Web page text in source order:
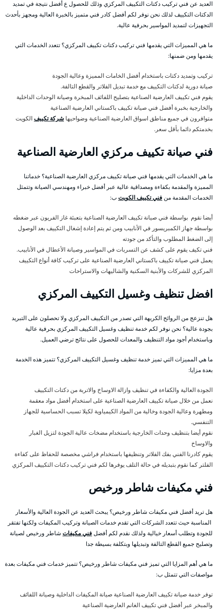
العديد عن فني تركيب دكتات التكييف المركزي وذلك للحصول ع أفضل نتيجة في تمديد
الدكتات التكييف لذلك نحن نوفر لكم أفضل كادر فني متميز بالخبرة العالية ومجهز بأحدث
التجهيزات لتمديد المواسير بحرفية عالية.
ما هي المميزات التي يقدمها فني تركيب دكتات تكييف المركزي؟ تتعدد الخدمات التي
يقدمها ومن ضمنها:
تركيب وتمديد دكتات باستخدام أفضل الخامات المميزة وعالية الجودة
صيانة دورية لدكتات التكييف مع خدمة تبديل الفلاتر والقطع التالفة.
يقوم فني تكييف العارضية الصناعية بتصليح اللفائف المبخرة وصيانة الوحدات الداخلية
والخارجية بخبرة أفضل فني صيانة تكييف باكستاني العارضية الصناعية
متوافرون في جميع مناطق اسواق العارضية الصناعية وضواحيها شركة تكييفالكويت
بخدمتكم دائما بأقل سعر.
فني صيانة تكييف مركزي العارضية الصناعية
ما هي الخدمات التي يقدمها فني صيانة تكييف مركزي العارضية الصناعية؟ خدماتنا
المميزة والمقدمة بكفاءة ومصداقية عالية عبر أفضل خبراء ومهندسي الصيانة وتتمثل
الخدمات المقدمة منفني تكييف الكويتب:
أيضا نقوم بواسطة فني صيانة تكييف العارضية الصناعية بتعبئة غاز الفريون عبر ضغطه
بواسطة جهاز الكمبريسور في الأنابيب ومن ثم يتم إعادة إشغال التكييف بعد الوصول
إلى الضغط المطلوب والتأكد من جودته
فني تكيف يقوم على كشف عن التسربات في المواسير وصيانة الأعطال في الأنابيب.
يعمل فني صيانة تكييف باكستاني العارضية الصناعية على تركيب كافة أنواع التكييف
المركزي للشركات والأبنية السكنية والشاليهات والاستراحات
افضل تنظيف وغسيل التكييف المركزي
هل تنزعج من الروائح الكريهة التي تصدر من التكييف المركزي ولا تحصلون على التبريد
بجودة عالية؟ نحن نوفر لكم خدمة تنظيف وغسيل التكييف المركزي بحرفية عالية
وباستخدام أجود مواد التنظيف والمعدات للحصول على نتائج ترضي العميل.
ما هي المميزات التي تميز خدمة تنظيف وغسيل التكييف المركزي؟ تتميز هذه الخدمة
بعدة مزايا:
الجودة العالية والكفاءة في تنظيف وازالة الاوساخ والاتربة من دكتات التكييف
نعمل من خلال صيانة تكييف العارضية الصناعية على استخدام أفضل مواد معقمة
ومطهرة وعالية الجودة وخالية من المواد الكيمياوية لكيلا تسبب الحساسية للجهاز
التنفسي.
نقوم أيضا بتنظيف وحدات الخارجية باستخدام مضخات عالية الجودة لتزيل الغبار
والاوساخ
يقوم كادرنا الفني بفك الفلاتر وتنظيفها باستخدام فراشي مخصصة للحفاظ على كفاءة
الفلتر كما نقوم بتبديله في حالة التلف يوفرها لكم فني تركيب دكتات التكييف المركزي
فني مكيفات شاطر ورخيص
هل تريد أفضل فني مكيفات شاطر ورخيص؟ يبحث العديد عن الجودة العالية والأسعار
المناسبة حيث تتعدد الشركات التي تقدم خدمات الصيانة وتركيب المكيفات ولكنها تفتقر
للجودة وتطلب أسعار خيالية ولذلك نقدم لكم أفضلفني مكيفات شاطر ورخيص لصيانة
وتصليح جميع القطع التالفة وتبديلها وبتكلفة بسيطة جدا
ما هي أهم المزايا التي تميز فني مكيفات شاطر ورخيص؟ تتميز خدمات فني مكيفات بعدة
مواصفات التي تتمثل ب:
توفر خدمة صيانة تكييف العارضية الصناعية صيانة المكيفات الداخلية وصيانة اللفائف
والمبخر عبر أفضل فني تكييف الغانم العارضية الصناعية